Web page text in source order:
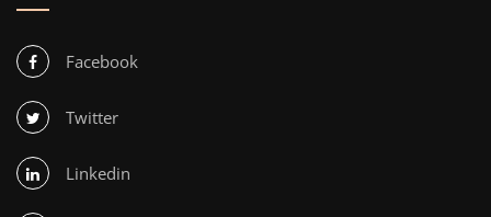
Facebook
Twitter
Linkedin